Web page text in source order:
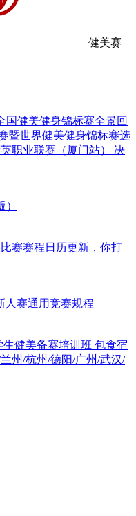
健美赛
健美健身锦标赛全景回
暨世界健美健身锦标赛选
职业联赛（厦门站） 决
赛赛程日历更新，你打
人赛通用竞赛规程
健美备赛培训班 包食宿
州/杭州/德阳/广州/武汉/